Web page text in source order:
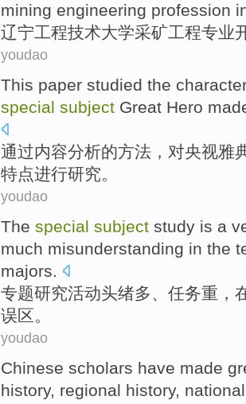
mining engineering profession
辽宁工程技术大学采矿工程专业
youdao
This paper studied the
special subject Great Hero
通过内容分析的方法， 对央视雅
特点进行研究。
youdao
The special subject study is a
much misunderstanding in the
majors.
专题研究活动头绪多、任务重，
误区。
youdao
Chinese scholars have made
history, regional history,